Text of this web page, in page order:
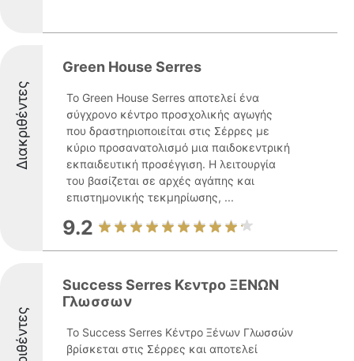
Διακριθέντες
Green House Serres
Το Green House Serres αποτελεί ένα
σύγχρονο κέντρο προσχολικής αγωγής
που δραστηριοποιείται στις Σέρρες με
κύριο προσανατολισμό μια παιδοκεντρική
εκπαιδευτική προσέγγιση. Η λειτουργία
του βασίζεται σε αρχές αγάπης και
επιστημονικής τεκμηρίωσης, ...
9.2
Success Serres Κεντρο ΞΕΝΩΝ
Γλωσσων
Το Success Serres Κέντρο Ξένων Γλωσσών
βρίσκεται στις Σέρρες και αποτελεί